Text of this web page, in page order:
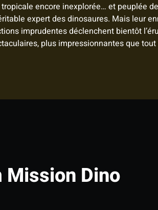
encore inexplorée… et peuplée
expert des dinosaures. Mais leur
imprudentes déclenchent bientôt
plus impressionnantes que tout
Dino